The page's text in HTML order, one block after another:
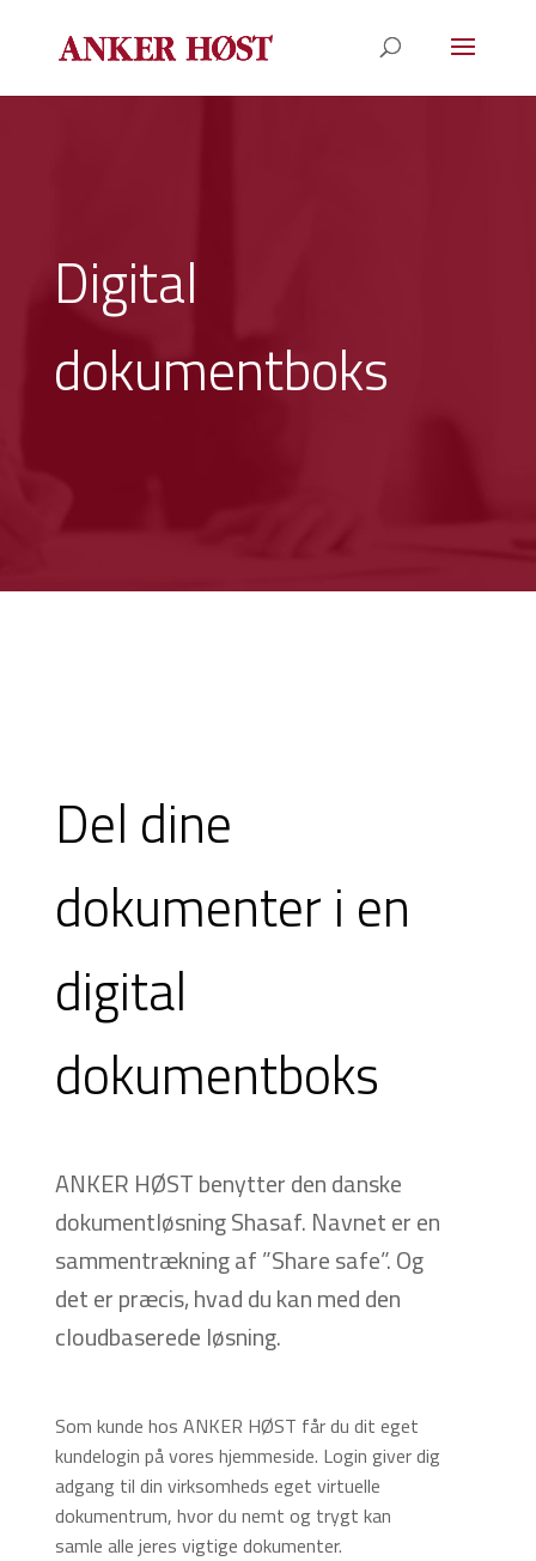
Digital
dokumentboks
Del dine
dokumenter i en
digital
dokumentboks
ANKER HØST benytter den danske
dokumentløsning Shasaf. Navnet er en
sammentrækning af ”Share safe”. Og
det er præcis, hvad du kan med den
cloudbaserede løsning.
Som kunde hos ANKER HØST får du dit eget
kundelogin på vores hjemmeside. Login giver dig
adgang til din virksomheds eget virtuelle
dokumentrum, hvor du nemt og trygt kan
samle alle jeres vigtige dokumenter.